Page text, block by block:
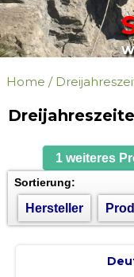
Home /
1 weiteres
Sortierung:
Hersteller